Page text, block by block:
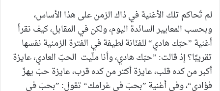
لم تُحاكم تلك الأغنية في ذاك الزمن على هذا الأساس،
وبحسب المعايير السائدة اليوم، ولكن في المقابل، كيف نقرأ
أغنية ”حبّك هادي“ للفنّانة لطيفة في الفترة الزمنية نفسها
تقريبًا؟ إذ قالت: ”حبّك هادي، وأنا ملّيت الحبّ العادي، عايزة
أكبر من كده قلب، عايزة أكتر من كده قرب، عايزة حبّ يهزّ
فؤادي“، وفي أغنية ”بحبّ في غرامك“ تقول: ”بحبّ في